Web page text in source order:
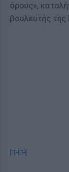
όρους»,
βουλευτής της
[ΠΗΓΗ]